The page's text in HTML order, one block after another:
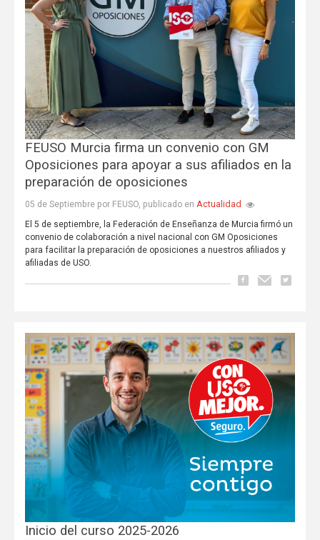
FEUSO Murcia firma un convenio con GM
Oposiciones para apoyar a sus afiliados en la
preparación de oposiciones
05 de Septiembre por FEUSO, publicado en Actualidad
El 5 de septiembre, la Federación de Enseñanza de Murcia firmó un
convenio de colaboración a nivel nacional con GM Oposiciones
para facilitar la preparación de oposiciones a nuestros afiliados y
afiliadas de USO.
Inicio del curso 2025-2026